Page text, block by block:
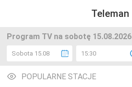
Teleman
Program TV na sobotę 15.08.2026
Sobota 15.08 15:30
POPULARNE STACJE